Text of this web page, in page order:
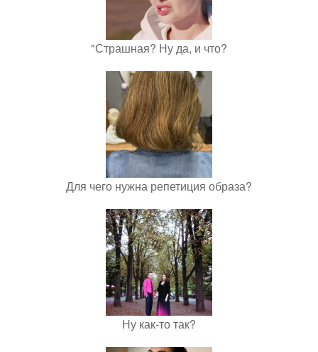
"Страшная? Ну да, и что?
Для чего нужна репетиция образа?
Ну как-то так?